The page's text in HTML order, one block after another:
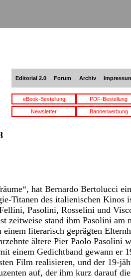
Editorial 2.0 Forum Archiv
eBook-Bestellung PDF-Bestellung
Newsletter Bannerwerbung
hat Bernardo Bertolucci
Titanen des italienischen Kinos
Pasolini, Rosselini und
zeitweise stand ihm Pasolini am
literarisch geprägten
ältere Pier Paolo Pasolini
einem Gedichtband gewann er
Film realisieren, und der 19-
auf, der ihm kurz darauf